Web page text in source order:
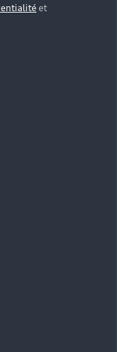
et